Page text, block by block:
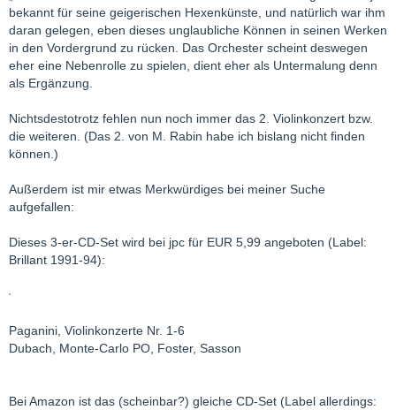
bekannt für seine geigerischen Hexenkünste, und natürlich war ihm
daran gelegen, eben dieses unglaubliche Können in seinen Werken
in den Vordergrund zu rücken. Das Orchester scheint deswegen
eher eine Nebenrolle zu spielen, dient eher als Untermalung denn
als Ergänzung.
Nichtsdestotrotz fehlen nun noch immer das 2. Violinkonzert bzw.
die weiteren. (Das 2. von M. Rabin habe ich bislang nicht finden
können.)
Außerdem ist mir etwas Merkwürdiges bei meiner Suche
aufgefallen:
Dieses 3-er-CD-Set wird bei jpc für EUR 5,99 angeboten (Label:
Brillant 1991-94):
Paganini, Violinkonzerte Nr. 1-6
Dubach, Monte-Carlo PO, Foster, Sasson
Bei Amazon ist das (scheinbar?) gleiche CD-Set (Label allerdings: